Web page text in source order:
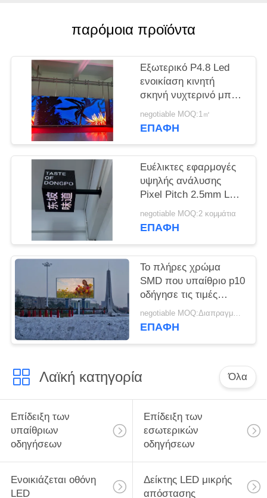
PRIVACYπαρόμοια προϊόντα
Εξωτερικό P4.8 Led
ενοικίαση κινητή
σκηνή νυχτερινό μπαρ
για ψυχαγωγία
negotiable MOQ:1㎡
ΕΠΑΦΉ
Ευέλικτες εφαρμογές
υψηλής ανάλυσης
Pixel Pitch 2.5mm LED
Cube Screen για
χώρους ψυχαγωγίας
negotiable MOQ:2 κομμάτια
ΕΠΑΦΉ
Το πλήρες χρώμα
SMD που υπαίθριο p10
οδήγησε τις τιμές
οθόνης επίδειξης
οδήγησε την επίδειξη
negotiable MOQ:Διαπραγματεύσιμος
ΕΠΑΦΉ
Λαϊκή κατηγορία Όλα
Επίδειξη των
υπαίθριων
οδηγήσεων
Επίδειξη των
εσωτερικών
οδηγήσεων
Ενοικιάζεται οθόνη
LED
Δείκτης LED μικρής
απόστασης